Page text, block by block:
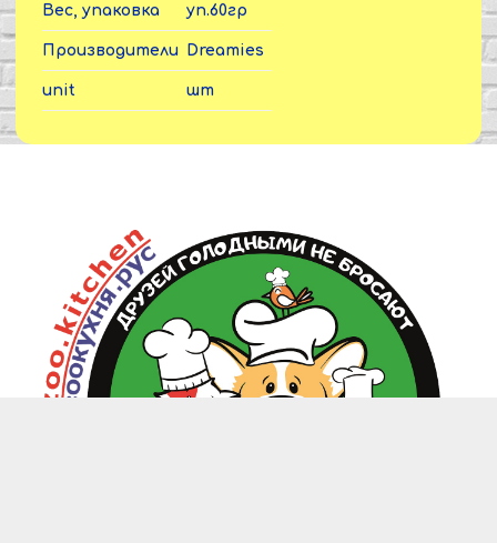
Вес, упаковка уп.60гр
Производители Dreamies
unit шт